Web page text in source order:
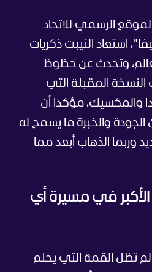
الرسمي للاتحاد
استعاد النيبت ذكريات
وتحدث عن حظوظ
المقبلة التي
والمكسيك، مؤكدا أن
الجودة والخبرة ما يسمح له
وربما الذهاب أبعد مما
الأكبر في مسيرة أي
تظل القمة التي يحلم